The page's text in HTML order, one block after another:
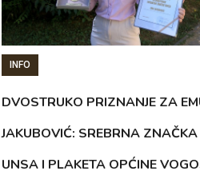
INFO
DVOSTRUKO PRIZNANJE ZA
JAKUBOVIĆ: SREBRNA ZNAČKA
UNSA I PLAKETA OPĆINE